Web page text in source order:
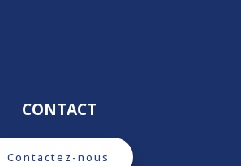
CONTACT
Contactez-nous